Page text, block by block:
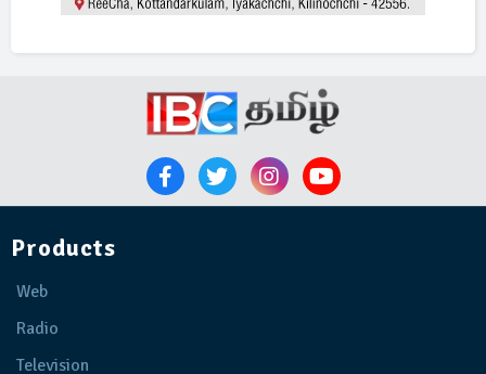
Products
Web
Radio
Television